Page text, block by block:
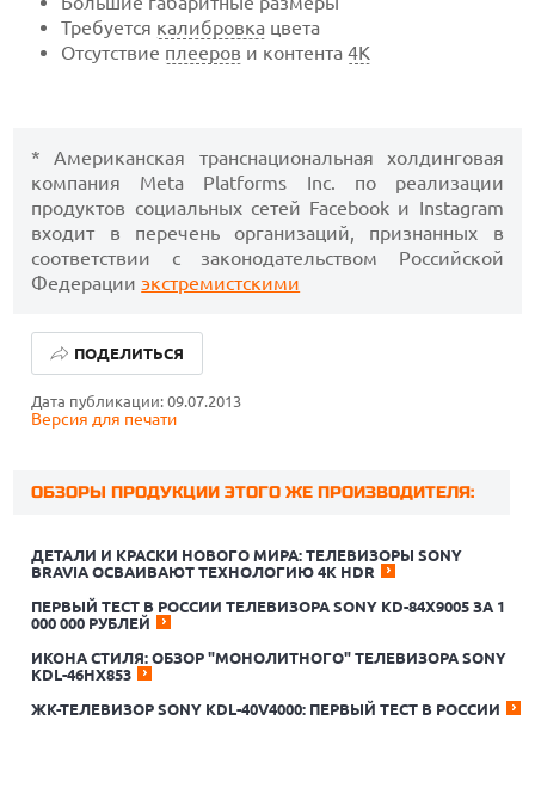
Требуется калибровка цвета
Отсутствие плееров и контента4К
* Американская транснациональная холдинговая
компания Meta Platforms Inc. по реализации
продуктов социальных сетей Facebook и Instagram
входит в перечень организаций, признанных в
соответствии с законодательством Российской
Федерацииэкстремистскими
Дата публикации: 09.07.2013
Версия для печати
ПОДЕЛИТЬСЯ
ОБЗОРЫ ПРОДУКЦИИ ЭТОГО ЖЕ ПРОИЗВОДИТЕЛЯ:
ДЕТАЛИ И КРАСКИ НОВОГО МИРА: ТЕЛЕВИЗОРЫ SONY
BRAVIA ОСВАИВАЮТ ТЕХНОЛОГИЮ 4K HDR
ПЕРВЫЙ ТЕСТ В РОССИИ ТЕЛЕВИЗОРА SONY KD-84X9005 ЗА 1
000 000 РУБЛЕЙ
ИКОНА СТИЛЯ: ОБЗОР "МОНОЛИТНОГО" ТЕЛЕВИЗОРА SONY
KDL-46HX853
ЖК-ТЕЛЕВИЗОР SONY KDL-40V4000: ПЕРВЫЙ ТЕСТ В РОССИИ
12 БЕСПЛАТНЫХ ПРИЛОЖЕНИЙ, ЧТОБЫ ПОДТЯНУТЬ
ЗНАНИЯ
ЛУЧШИЕ АВТОНОМНЫЕ ГАЗОНОКОСИЛКИ В 2026 ГОДУ